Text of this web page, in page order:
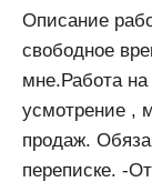
Описание
свободное
мне.Работа
усмотрение ,
продаж.
переписке. -